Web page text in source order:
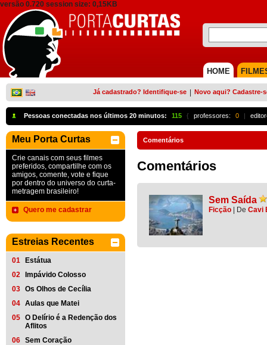
versão 0.720 session size: 0,15KB
HOME
Já cadastrado? Identifique-se Novo aqui? Cadastre-
Pessoas conectadas nos últimos 20 minutos: 115 { professores: 0 |
Meu Porta Curtas
Crie canais com seus filmes
preferidos, compartilhe com os
amigos, comente, vote e fique
por dentro do universo do curta-
metragem brasileiro!
Quero me cadastrar
Estreias Recentes
01
Estátua
02
Impávido Colosso
03 Os Olhos de Cecília
04 Aulas que Matei
05 O Delírio é a Redenção dos
Aflitos
06 Sem Coração
Comentários
Comentários
Sem Saída
Ficção De Cavi